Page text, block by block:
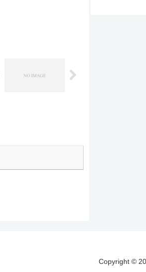
Copyright ©